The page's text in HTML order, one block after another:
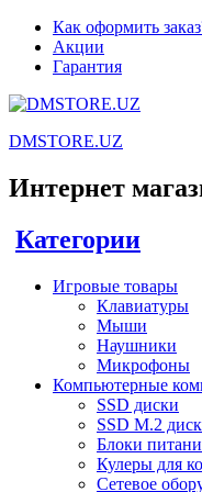
Как оформить
Акции
Гарантия
DMSTORE.UZ
Интернет
Категории
Игровые товары
Клавиатуры
Мыши
Наушники
Микрофоны
Компьютерные
SSD диски
SSD M.2
Блоки
Кулеры для
Сетевое